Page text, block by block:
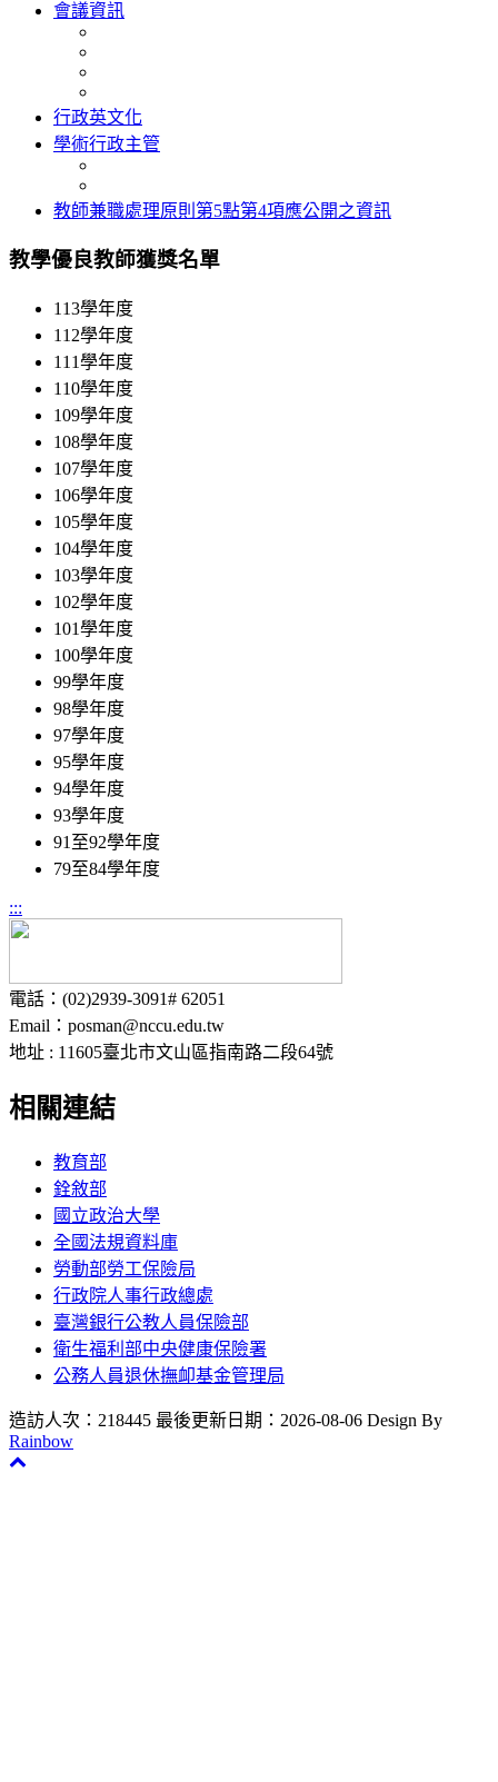
會議資訊
行政英文化
學術行政主管
教師兼職處理原則第5點第4項應公開之資訊
教學優良教師獲獎名單
113學年度
112學年度
111學年度
110學年度
109學年度
108學年度
107學年度
106學年度
105學年度
104學年度
103學年度
102學年度
101學年度
100學年度
99學年度
98學年度
97學年度
95學年度
94學年度
93學年度
91至92學年度
79至84學年度
:::
電話：(02)2939-3091# 62051
Email：posman@nccu.edu.tw
地址 : 11605臺北市文山區指南路二段64號
相關連結
教育部
銓敘部
國立政治大學
全國法規資料庫
勞動部勞工保險局
行政院人事行政總處
臺灣銀行公教人員保險部
衛生福利部中央健康保險署
公務人員退休撫卹基金管理局
造訪人次：218445 最後更新日期：2026-08-06 Design By
Rainbow